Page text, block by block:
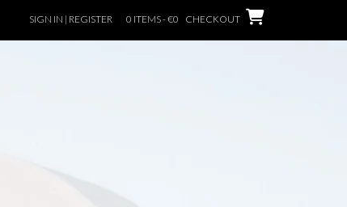
SIGN IN | REGISTER 0 ITEMS - €0 CHECKOUT